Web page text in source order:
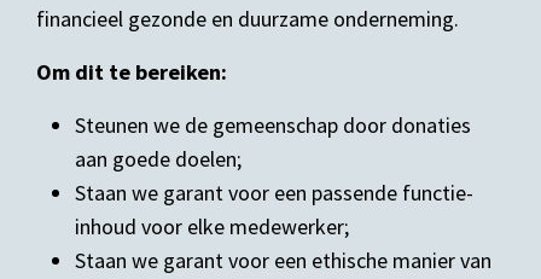
financieel gezonde en duurzame onderneming.
Om dit te bereiken:
Steunen we de gemeenschap door donaties
aan goede doelen;
Staan we garant voor een passende functie-
inhoud voor elke medewerker;
Staan we garant voor een ethische manier van